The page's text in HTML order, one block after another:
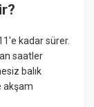
kadar sürer.
saatler
balık
akşam